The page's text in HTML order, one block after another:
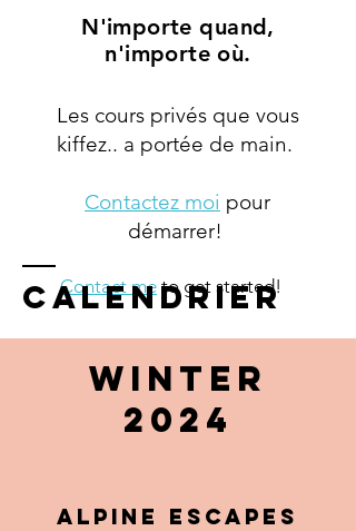
N'importe quand,
n'importe où.
Les cours privés que vous
kiffez.. a portée de main.
Contactez moi pour
démarrer!
Contact me to get started!
calendrier
WINTER
2024
ALPINE ESCAPES